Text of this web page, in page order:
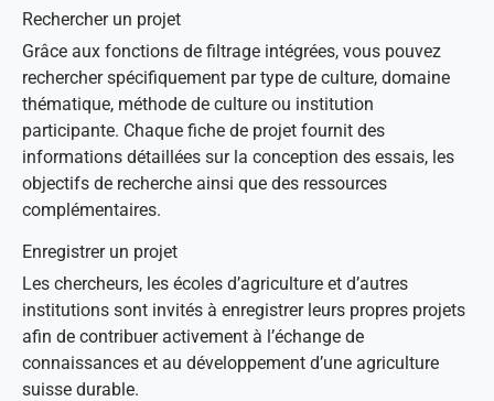
Rechercher un projet
Grâce aux fonctions de filtrage intégrées, vous pouvez
rechercher spécifiquement par type de culture, domaine
thématique, méthode de culture ou institution
participante. Chaque fiche de projet fournit des
informations détaillées sur la conception des essais, les
objectifs de recherche ainsi que des ressources
complémentaires.
Enregistrer un projet
Les chercheurs, les écoles d’agriculture et d’autres
institutions sont invités à enregistrer leurs propres projets
afin de contribuer activement à l’échange de
connaissances et au développement d’une agriculture
suisse durable.